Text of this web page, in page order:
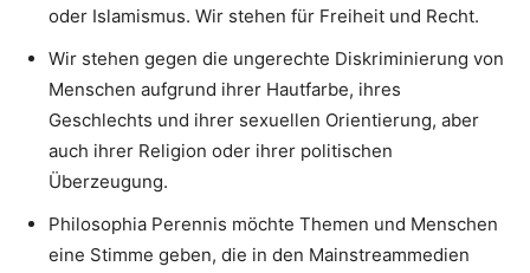
oder Islamismus. Wir stehen für Freiheit und Recht.
Wir stehen gegen die ungerechte Diskriminierung von
Menschen aufgrund ihrer Hautfarbe, ihres
Geschlechts und ihrer sexuellen Orientierung, aber
auch ihrer Religion oder ihrer politischen
Überzeugung.
Philosophia Perennis möchte Themen und Menschen
eine Stimme geben, die in den Mainstreammedien